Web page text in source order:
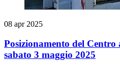
08 apr 2025
Posizionamento del Centro
sabato 3 maggio 2025